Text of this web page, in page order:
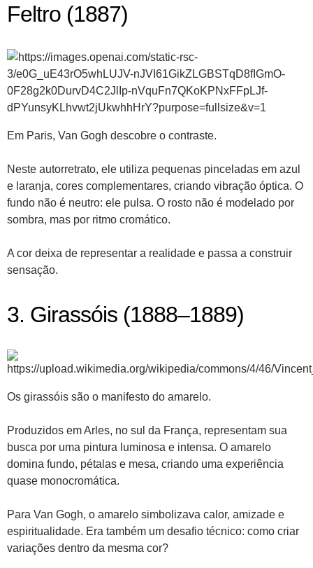
Feltro (1887)
Em Paris, Van Gogh descobre o contraste.
Neste autorretrato, ele utiliza pequenas pinceladas em azul
e laranja, cores complementares, criando vibração óptica. O
fundo não é neutro: ele pulsa. O rosto não é modelado por
sombra, mas por ritmo cromático.
A cor deixa de representar a realidade e passa a construir
sensação.
3. Girassóis (1888–1889)
Os girassóis são o manifesto do amarelo.
Produzidos em Arles, no sul da França, representam sua
busca por uma pintura luminosa e intensa. O amarelo
domina fundo, pétalas e mesa, criando uma experiência
quase monocromática.
Para Van Gogh, o amarelo simbolizava calor, amizade e
espiritualidade. Era também um desafio técnico: como criar
variações dentro da mesma cor?